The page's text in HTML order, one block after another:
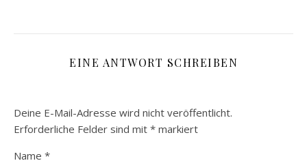
EINE ANTWORT SCHREIBEN
Deine E-Mail-Adresse wird nicht veröffentlicht.
Erforderliche Felder sind mit * markiert
Name *